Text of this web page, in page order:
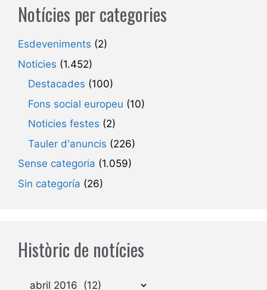
Notícies per categories
Esdeveniments (2)
Noticies (1.452)
Destacades (100)
Fons social europeu (10)
Noticies festes (2)
Tauler d'anuncis (226)
Sense categoria (1.059)
Sin categoría (26)
Històric de notícies
Arxius